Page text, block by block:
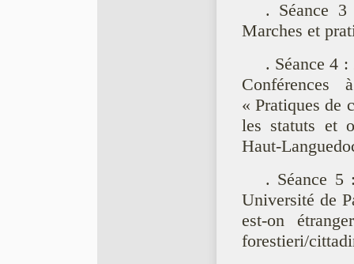
. Séance
Marches et
. Séance 4
« Pratiques de
les statuts et
Haut-
. Séance 5
Université de
est-on
forestieri/